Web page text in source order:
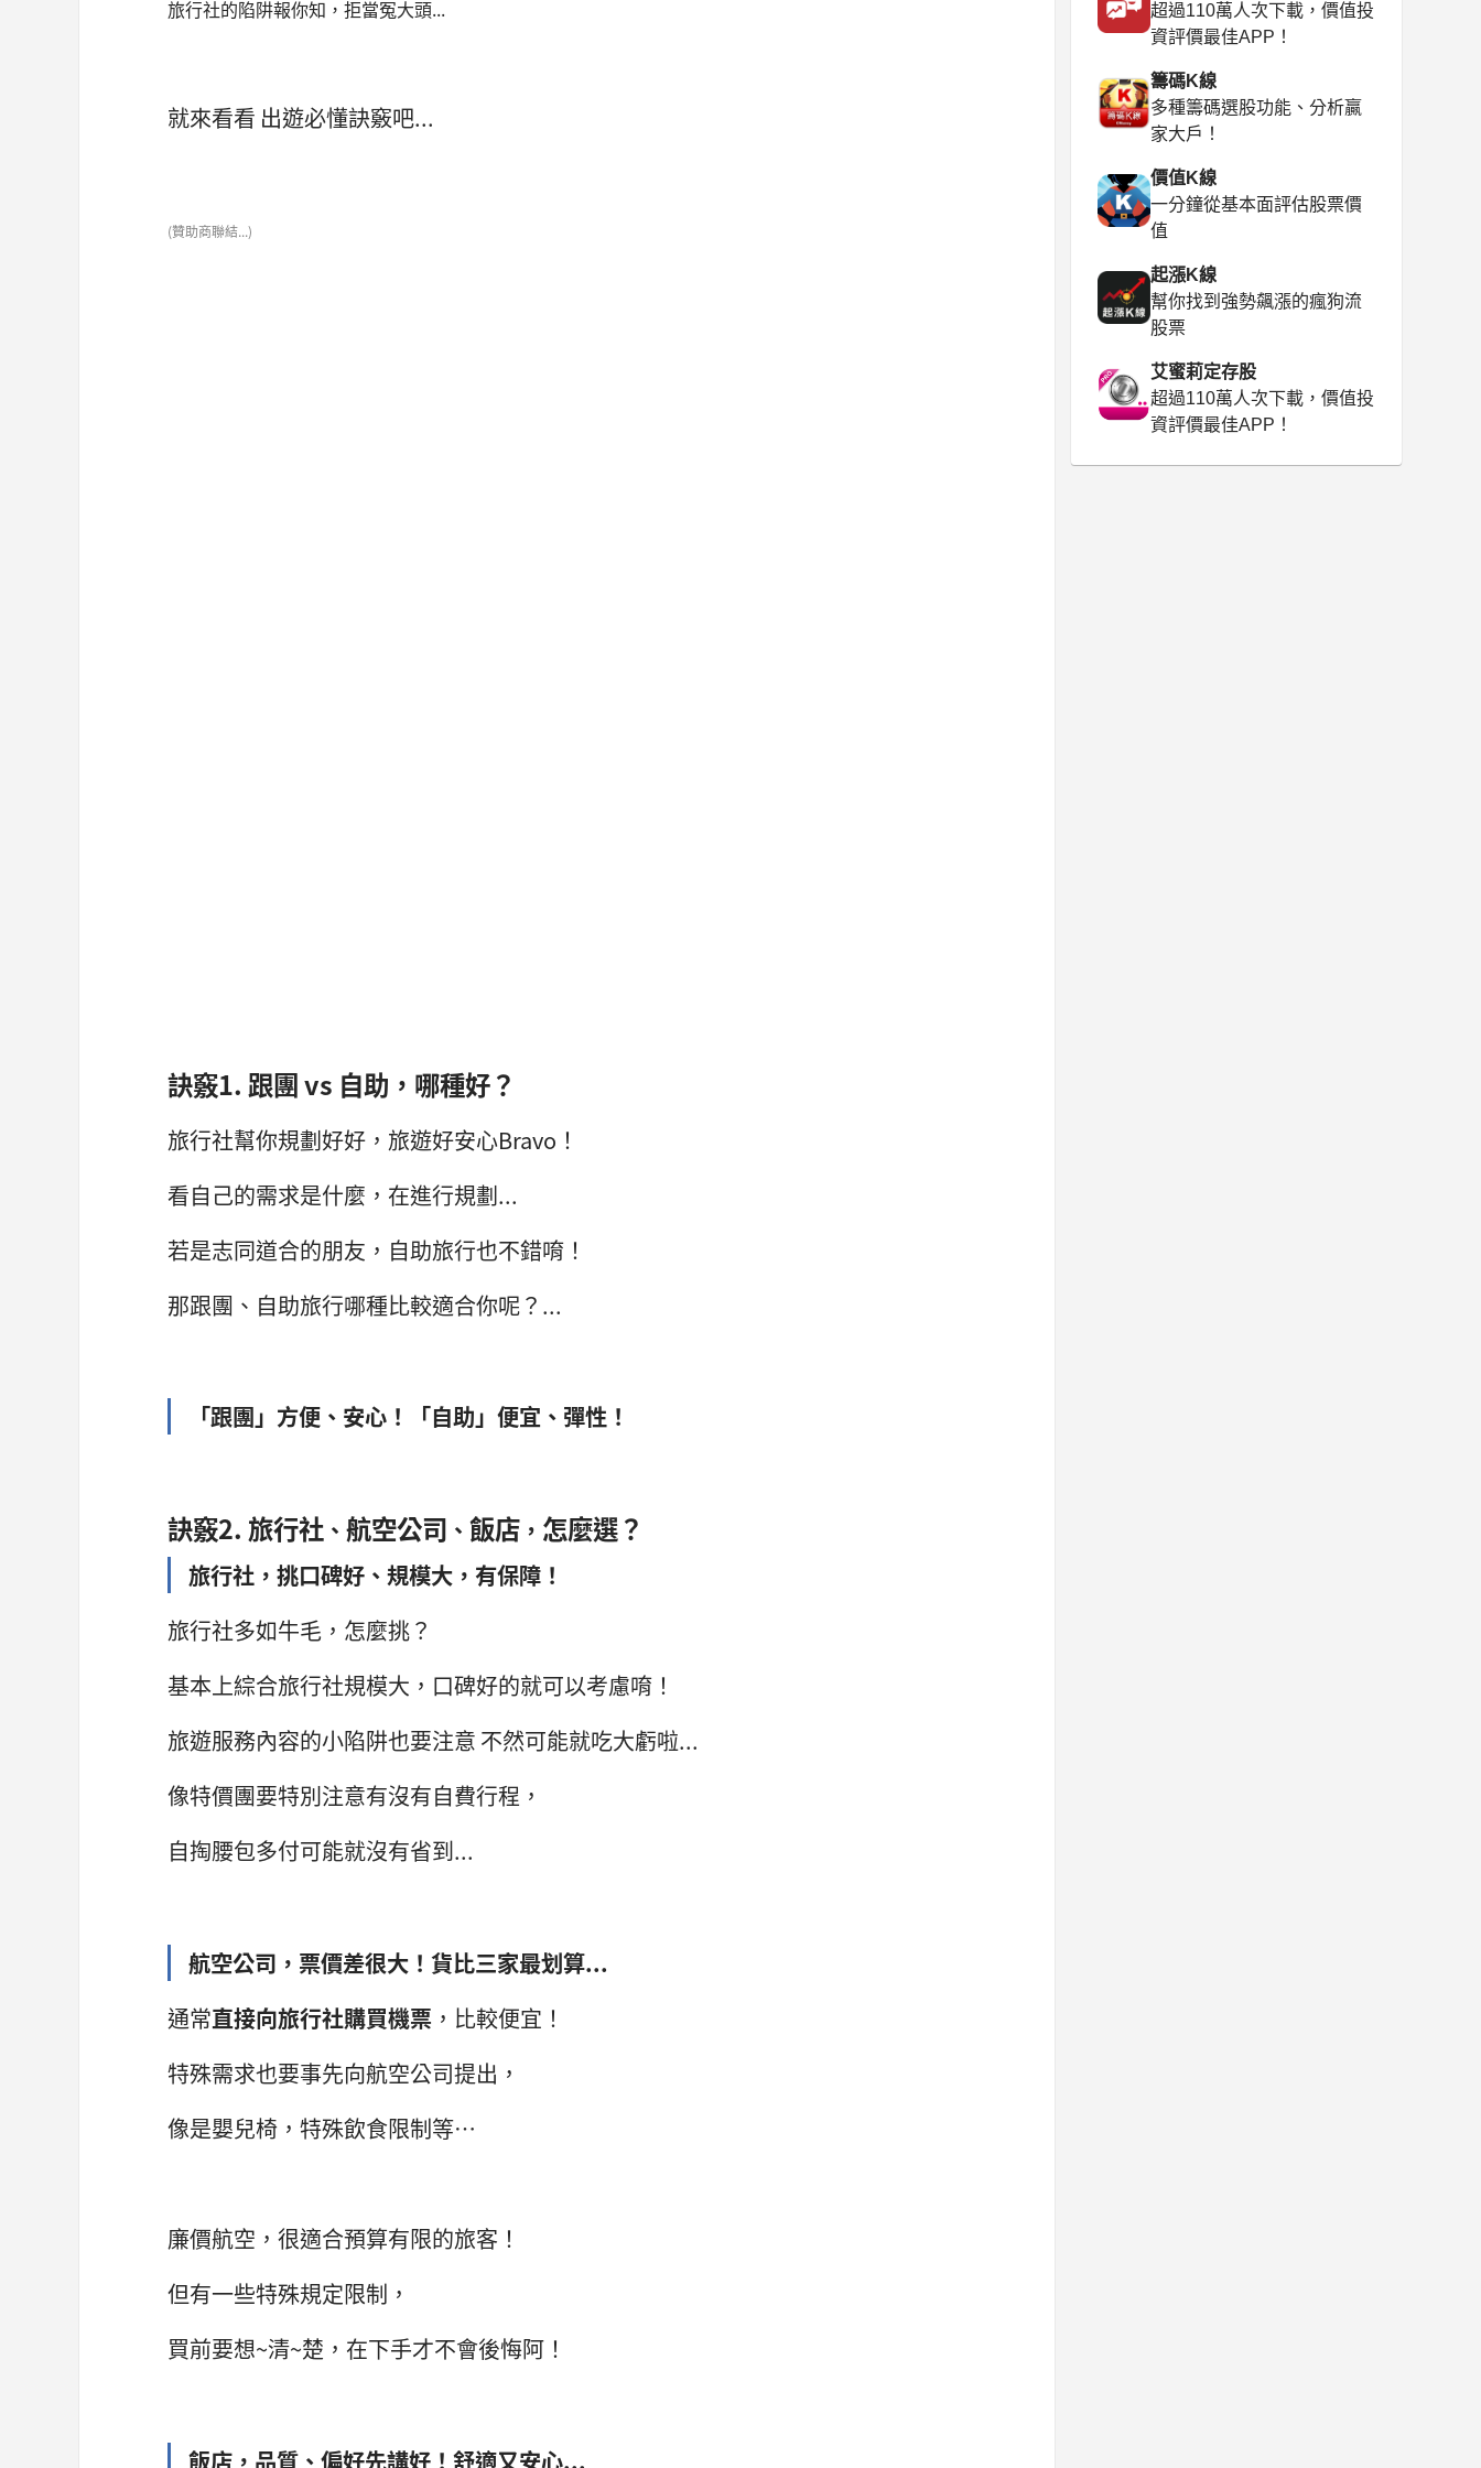
旅行社的陷阱報你知， 拒當冤大頭...
就來看看 出遊必懂訣竅吧...
(贊助商聯結...)
訣竅1. 跟團 vs 自助，哪種好？
旅行社幫你規劃好好，旅遊好安心Bravo！
看自己的需求是什麼，在進行規劃...
若是志同道合的朋友，自助旅行也不錯唷！
那跟團、自助旅行哪種比較適合你呢？...
「跟團」方便、安心！「自助」便宜、彈性！
訣竅2. 旅行社 、 航空公司 、 飯店 ， 怎麼選？
旅行社，挑口碑好、規模大，有保障！
旅行社多如牛毛，怎麼挑？
基本上綜合旅行社規模大，口碑好的就可以考慮唷！
旅遊服務內容的小陷阱也要注意 不然可能就吃大虧啦...
像特價團要特別注意有沒有自費行程，
自掏腰包多付可能就沒有省到...
航空公司，票價差很大！貨比三家最划算...
通常直接向旅行社購買機票 ，比較便宜！
特殊需求也要事先向航空公司提出，
像是嬰兒椅，特殊飲食限制等…
廉價航空，很適合預算有限的旅客！
但有一些特殊規定限制，
買前要想~清~楚，在下手才不會後悔阿！
飯店，品質、偏好先講好！舒適又安心...
超過110萬人次下載，價值投
資評價最佳APP！
籌碼K線
多種籌碼選股功能、分析贏
家大戶！
價值K線
一分鐘從基本面評估股票價
值
起漲K線
幫你找到強勢飆漲的瘋狗流
股票
艾蜜莉定存股
超過110萬人次下載，價值投
資評價最佳APP！